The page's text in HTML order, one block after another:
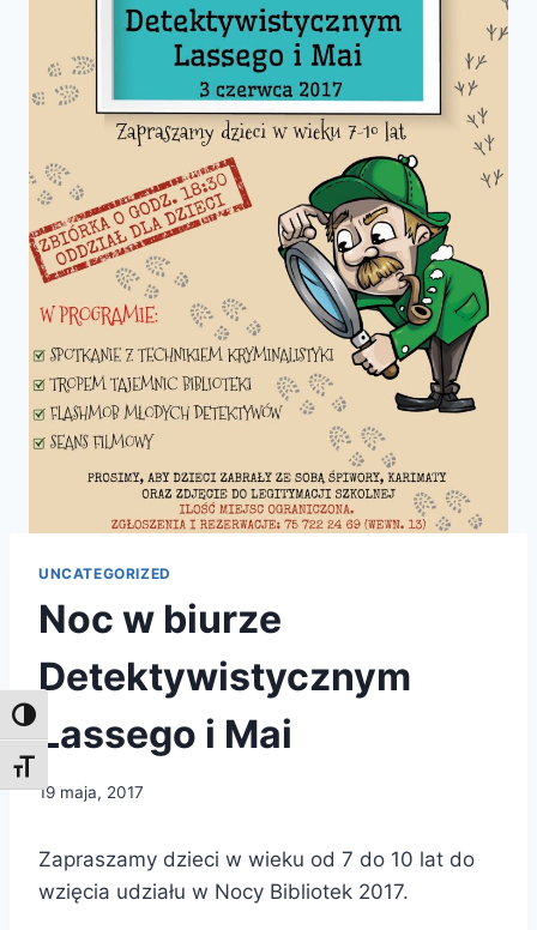
Toggle High Contrast
Toggle Font size
UNCATEGORIZED
Noc w biurze
Detektywistycznym
Lassego i Mai
19 maja, 2017
Zapraszamy dzieci w wieku od 7 do 10 lat do
wzięcia udziału w Nocy Bibliotek 2017.